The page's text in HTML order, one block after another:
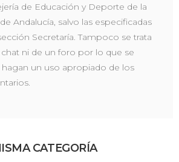
de Educación y Deporte de la
Andalucía, salvo las especificadas
Secretaría. Tampoco se trata
ni de un foro por lo que se
hagan un uso apropiado de los
CATEGORÍA